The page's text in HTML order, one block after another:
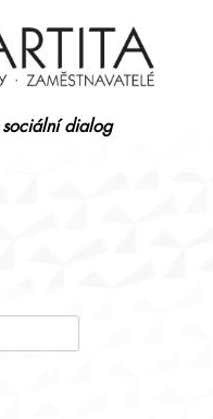
sociální dialog